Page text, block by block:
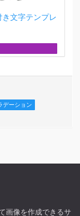
文字テンプレ
デーション
画像を作成できるサ